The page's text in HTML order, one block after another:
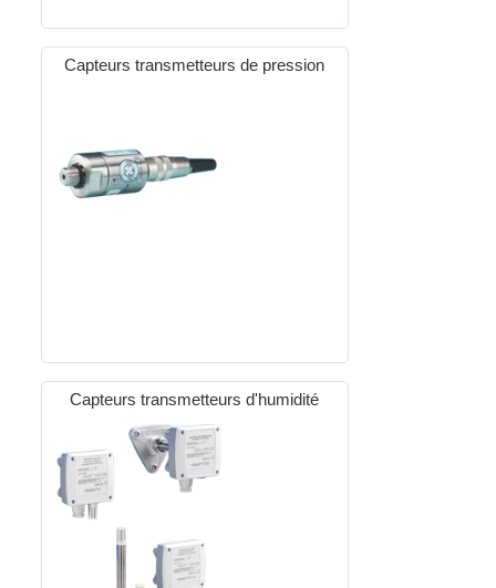
Capteurs transmetteurs de pression
Capteurs transmetteurs d'humidité